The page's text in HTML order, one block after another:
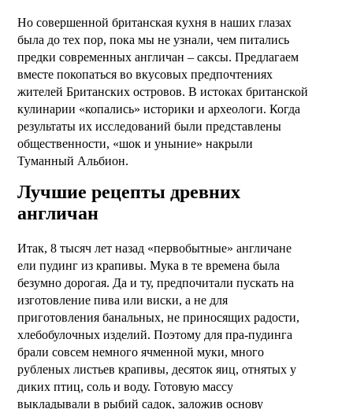
Но совершенной британская кухня в наших глазах
была до тех пор, пока мы не узнали, чем питались
предки современных англичан – саксы. Предлагаем
вместе покопаться во вкусовых предпочтениях
жителей Британских островов. В истоках британской
кулинарии «копались» историки и археологи. Когда
результаты их исследований были представлены
общественности, «шок и уныние» накрыли
Туманный Альбион.
Лучшие рецепты древних
англичан
Итак, 8 тысяч лет назад «первобытные» англичане
ели пудинг из крапивы. Мука в те времена была
безумно дорогая. Да и ту, предпочитали пускать на
изготовление пива или виски, а не для
приготовления банальных, не приносящих радости,
хлебобулочных изделий. Поэтому для пра-пудинга
брали совсем немного ячменной муки, много
рубленых листьев крапивы, десяток яиц, отнятых у
диких птиц, соль и воду. Готовую массу
выкладывали в рыбий садок, заложив основу